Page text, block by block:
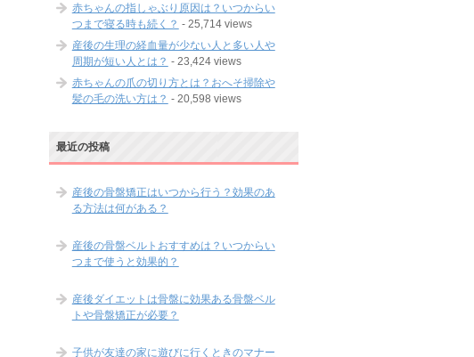
赤ちゃんの指しゃぶり原因は？いつからい
つまで寝る時も続く？ - 25,714 views
産後の生理の経血量が少ない人と多い人や
周期が短い人とは？ - 23,424 views
赤ちゃんの爪の切り方とは？おへそ掃除や
髪の毛の洗い方は？ - 20,598 views
最近の投稿
産後の骨盤矯正はいつから行う？効果のあ
る方法は何がある？
産後の骨盤ベルトおすすめは？いつからい
つまで使うと効果的？
産後ダイエットは骨盤に効果ある骨盤ベル
トや骨盤矯正が必要？
子供が友達の家に遊びに行くときのマナー